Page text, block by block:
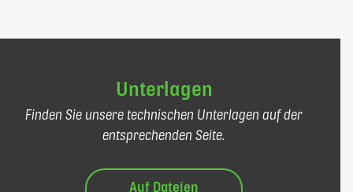
Unterlagen
Finden Sie unsere technischen Unterlagen auf der
entsprechenden Seite.
Auf Dateien